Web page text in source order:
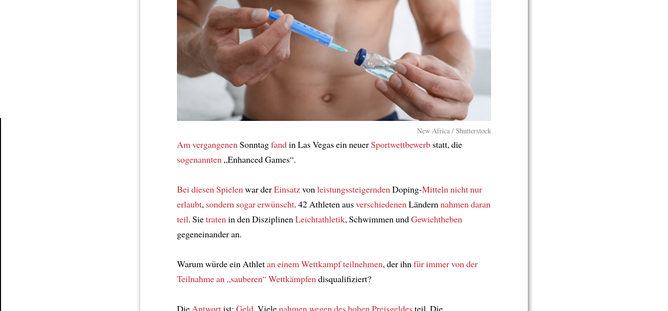
New Africa / Shutterstock
Am vergangenen Sonntagfandin Las Vegas ein neuerSportwettbewerb statt, die
sogenannten „Enhanced Games“.
Bei diesen Spielen war derEinsatzvon leistungssteigernden Doping-Mitteln nicht nur
erlaubt, sondern sogar erwünscht. 42 Athleten ausverschiedenen Ländern nahmen daran
teil. Sietraten in den Disziplinen Leichtathletik, Schwimmen undGewichtheben
gegeneinander an.
Warum würde ein Athletan einem Wettkampf teilnehmen, der ihn für immervon der
Teilnahmean „sauberen“ Wettkämpfen disqualifiziert?
Die Antwortist: Geld. Vielenahmen wegen des hohen Preisgeldesteil. Die